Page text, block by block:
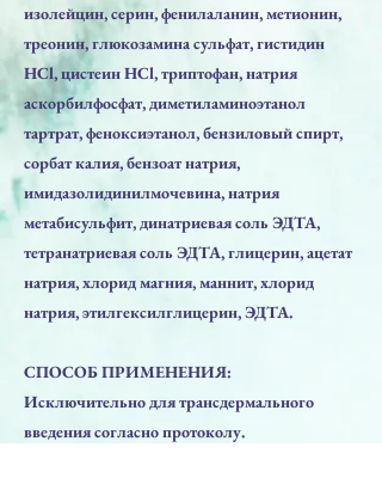
изолейцин, серин, фенилаланин, метионин,
треонин, глюкозамина сульфат, гистидин
HCl, цистеин HCl, триптофан, натрия
аскорбилфосфат, диметиламиноэтанол
тартрат, феноксиэтанол, бензиловый спирт,
сорбат калия, бензоат натрия,
имидазолидинилмочевина, натрия
метабисульфит, динатриевая соль ЭДТА,
тетранатриевая соль ЭДТА, глицерин, ацетат
натрия, хлорид магния, маннит, хлорид
натрия, этилгексилглицерин, ЭДТА.
СПОСОБ ПРИМЕНЕНИЯ:
Исключительно для трансдермального
введения согласно протоколу.